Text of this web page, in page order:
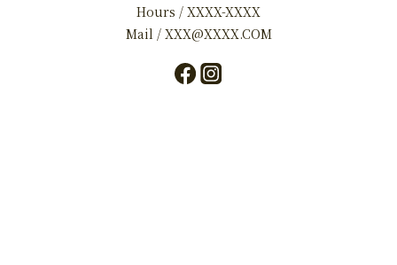
Hours / XXXX-XXXX
Mail / XXX@XXXX.COM